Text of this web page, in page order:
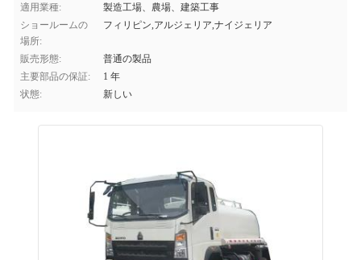
適用業種:
製造工場、農場、建築工事
ショールームの
場所:
フィリピン,アルジェリア,ナイジェリア
販売形態:
普通の製品
主要部品の保証:
1 年
状態:
新しい